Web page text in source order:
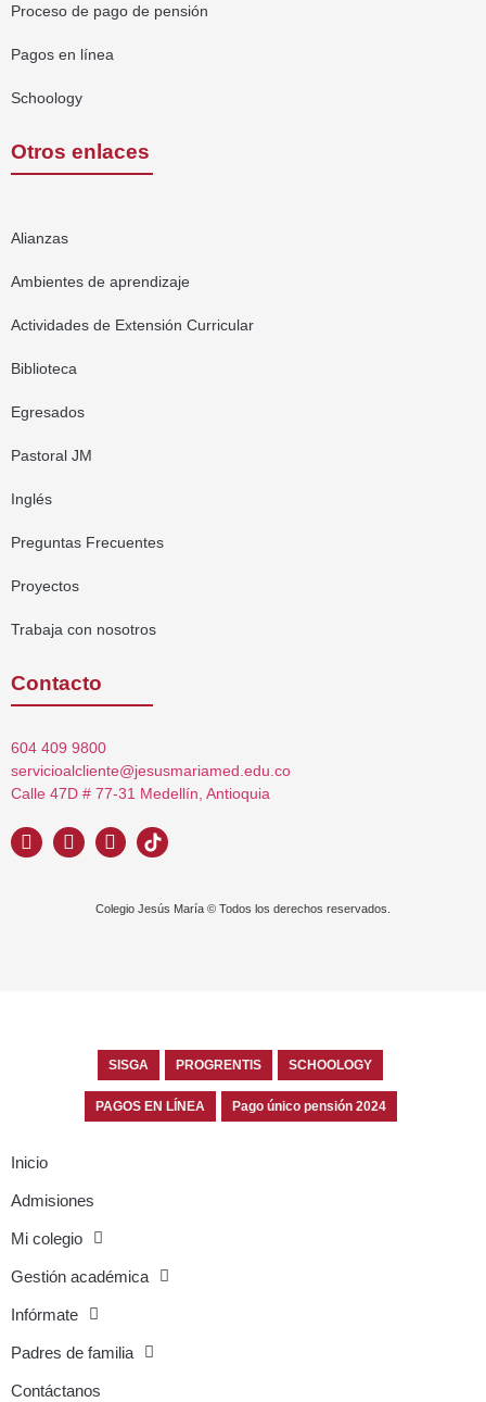
Proceso de pago de pensión
Pagos en línea
Schoology
Otros enlaces
Alianzas
Ambientes de aprendizaje
Actividades de Extensión Curricular
Biblioteca
Egresados
Pastoral JM
Inglés
Preguntas Frecuentes
Proyectos
Trabaja con nosotros
Contacto
604 409 9800
servicioalcliente@jesusmariamed.edu.co
Calle 47D # 77-31 Medellín, Antioquia
Colegio Jesús María © Todos los derechos reservados.
SISGA PROGRENTIS SCHOOLOGY
PAGOS EN LÍNEA Pago único pensión 2024
Inicio
Admisiones
Mi colegio
Gestión académica
Infórmate
Padres de familia
Contáctanos